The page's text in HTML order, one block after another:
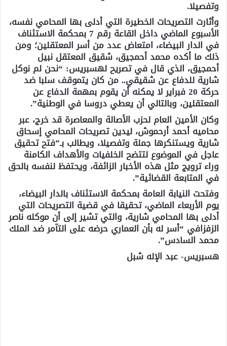
وتفصيلا.
وأثارت التصريحات الخطيرة التي أدلى بها المحامي نفسه،
الأسبوع الماضي داخل القاعة رقم 7 بمحكمة الاستئناف
في الدار البيضاء، امتعاض عدد من أسر المعتقلين؛ ومن
ذلك ما أكده محمد أحمجيق، شقيق المعتقل نبيل
أحمجيق، الذي قال في تصريح لهسبريس: “نحن لم نوكل
شارية للدفاع عن شقيقي.. من كان يتموقف سلبا ضد
حركة 20 فبراير لا يمكنه أن يقوم بمهمة الدفاع عن
المعتقلين، وبالتالي أن يعطي دروسا في الوطنية”.
وكان الأمين العام لحزب الأصالة والمعاصرة قد خرج، عبر
محاميه أحمد أرحموش، ليدين تصريحات المحامي إسحاق
شارية ويستنكرها جملة وتفصيلا، ويطالب بـ”فتح تحقيق
عاجل في الموضوع لتتضح الخلفيات والأهداف الكامنة
وراء ترويج مثل هذه الأخبار الزائفة، ويحتفظ لنفسه بالحق
في المتابعة القضائية”.
وفتحت النيابة العامة بمحكمة الاستئناف بالدار البيضاء،
يوم الأربعاء الماضي، تحقيقا في قضية التصريحات التي
أدلى بها المحامي شارية، والتي تشير إلى أن موكله ناصر
الزفزافي “أسر له بأن العماري حرضه على التآمر ضد الملك
محمد السادس”.
هسبريس- عبد الإله شبل